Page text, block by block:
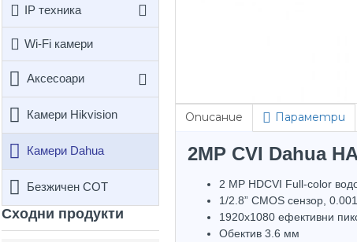
IP техника
Wi-Fi камери
Аксесоари
Камери Hikvision
Камери Dahua
Безжичен СОТ
Сходни продукти
Описание Параметри
2MP CVI Dahua
2 MP HDCVI Full-color
1/2.8” CMOS сензор,
1920х1080 ефективни
Обектив 3.6 мм